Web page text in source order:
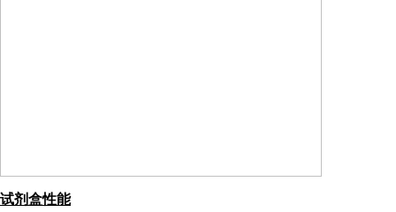
试剂盒性能